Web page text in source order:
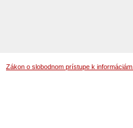
Zákon o slobodnom prístupe k informáciám.